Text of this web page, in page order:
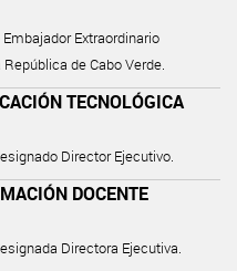
Extraordinario
de Cabo Verde.
TECNOLÓGICA
Director Ejecutivo.
DOCENTE
Directora Ejecutiva.